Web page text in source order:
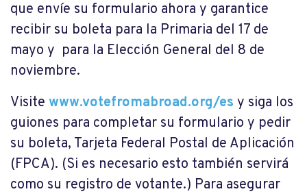
que envíe su formulario ahora y garantice
recibir su boleta para la Primaria del 17 de
mayo y para la Elección General del 8 de
noviembre.
Visite www.votefromabroad.org/es y siga los
guiones para completar su formulario y pedir
su boleta, Tarjeta Federal Postal de Aplicación
(FPCA). (Si es necesario esto también servirá
como su registro de votante.) Para asegurar